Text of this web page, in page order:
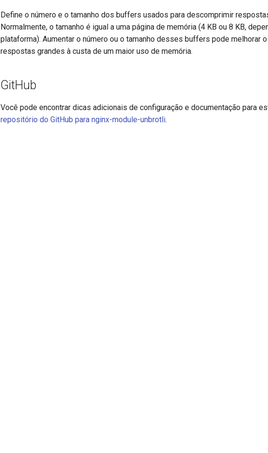
Define o número e o tamanho dos buffers usados para descomprimir
Normalmente, o tamanho é igual a uma página de memória (4 KB ou 8 KB,
plataforma). Aumentar o número ou o tamanho desses buffers pode melhorar
respostas grandes à custa de um maior uso de memória.
GitHub
Você pode encontrar dicas adicionais de configuração e documentação para
repositório do GitHub para nginx-module-unbrotli.